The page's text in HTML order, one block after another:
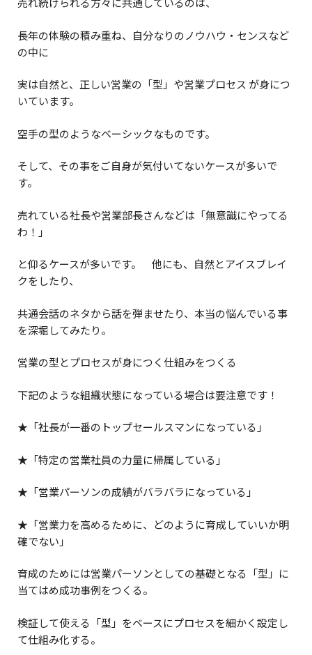
長年の体験の積み重ね、自分なりのノウハウ・センスなど
の中に
実は自然と、正しい営業の「型」や営業プロセス が身につ
いています。
空手の型のようなベーシックなものです。
そして、その事をご自身が気付いてないケースが多いで
す。
売れている社長や営業部長さんなどは「無意識にやってる
わ！」
と仰るケースが多いです。 他にも、自然とアイスブレイ
クをしたり、
共通会話のネタから話を弾ませたり、本当の悩んでいる事
を深堀してみたり。
営業の型とプロセスが身につく仕組みをつくる
下記のような組織状態になっている場合は要注意です！
★「社長が一番のトップセールスマンになっている」
★「特定の営業社員の力量に帰属している」
★「営業パーソンの成績がバラバラになっている」
★「営業力を高めるために、どのように育成していいか明
確でない」
育成のためには営業パーソンとしての基礎となる「型」に
当てはめ成功事例をつくる。
検証して使える「型」をベースにプロセスを細かく設定し
て仕組み化する。